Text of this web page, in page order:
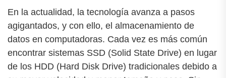
En la actualidad, la tecnología avanza a pasos
agigantados, y con ello, el almacenamiento de
datos en computadoras. Cada vez es más común
encontrar sistemas SSD (Solid State Drive) en lugar
de los HDD (Hard Disk Drive) tradicionales debido a